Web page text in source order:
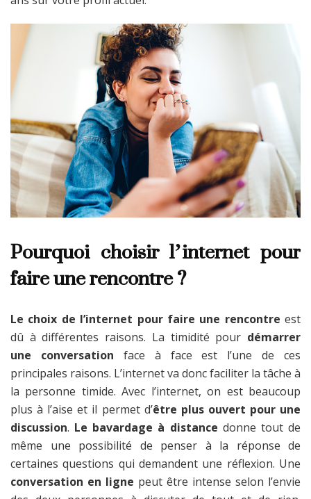
Pourquoi choisir l’internet pour
faire une rencontre ?
Le choix de l’internet pour faire une rencontre est
dû à différentes raisons. La timidité pour démarrer
une conversation face à face est l’une de ces
principales raisons. L’internet va donc faciliter la tâche à
la personne timide. Avec l’internet, on est beaucoup
plus à l’aise et il permet d’être plus ouvert pour une
discussion. Le bavardage à distance donne tout de
même une possibilité de penser à la réponse de
certaines questions qui demandent une réflexion. Une
conversation en ligne peut être intense selon l’envie